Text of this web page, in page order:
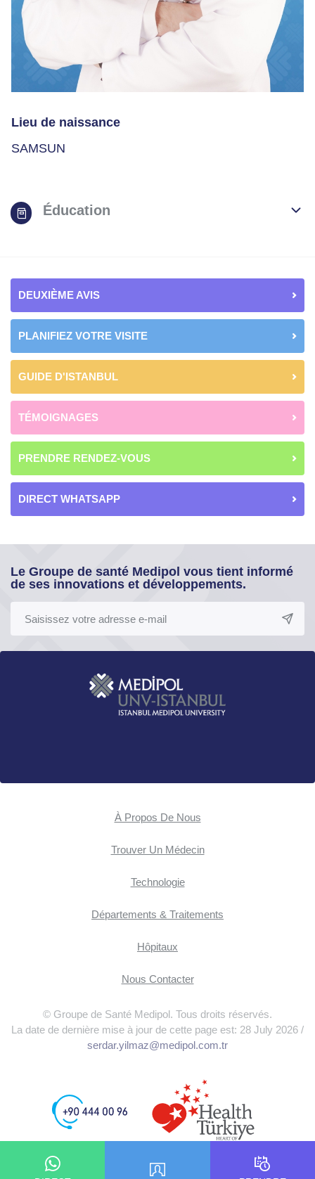
Lieu de naissance
SAMSUN
Éducation
DEUXIÈME AVIS
PLANIFIEZ VOTRE VISITE
GUIDE D'ISTANBUL
TÉMOIGNAGES
PRENDRE RENDEZ-VOUS
DIRECT WHATSAPP
Le Groupe de santé Medipol vous tient informé
de ses innovations et développements.
À Propos De Nous
Trouver Un Médecin
Technologie
Départements & Traitements
Hôpitaux
Nous Contacter
© Groupe de Santé Medipol. Tous droits réservés.
La date de dernière mise à jour de cette page est: 28 July 2026 /
serdar.yilmaz@medipol.com.tr